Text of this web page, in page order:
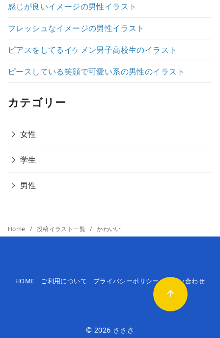
感じが良いイメージの男性イラスト
フレッシュなイメージの男性イラスト
ピアスをしてるイケメン男子高校生のイラスト
ピースしている笑顔で可愛い系の男性のイラスト
カテゴリー
女性
学生
男性
Home 投稿イラスト一覧 かわいい
HOME ご利用について プライバシーポリシー お問い合わせ
© 2026 さささ